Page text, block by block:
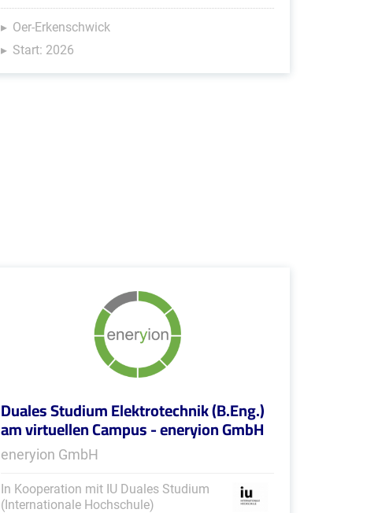
Oer-Erkenschwick
Start: 2026
Duales Studium Elektrotechnik (B.Eng.)
am virtuellen Campus - eneryion GmbH
eneryion GmbH
In Kooperation mit IU Duales Studium
(Internationale Hochschule)